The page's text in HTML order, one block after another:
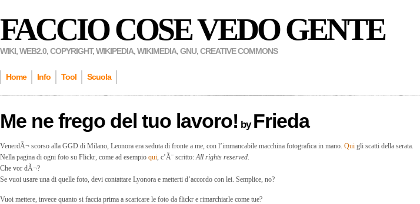
FACCIO COSE VEDO GENTE
WIKI, WEB2.0, COPYRIGHT, WIKIPEDIA, WIKIMEDIA, GNU, CREATIVE COMMONS
Home Info Tool Scuola
Me ne frego del tuo lavoro! by Frieda
VenerdÃ¬ scorso alla GGD di Milano, Leonora era seduta di fronte a me, con l’immancabile macchina fotografica in mano. Qui gli scatti della serata.
Nella pagina di ogni foto su Flickr, come ad esempio qui, c’Ã¨ scritto:All rights reserved.
Che vor dÃ¬?
Se vuoi usare una di quelle foto, devi contattare Lyonora e metterti d’accordo con lei. Semplice, no?
Vuoi mettere, invece quanto si faccia prima a scaricare le foto da flickr e rimarchiarle come tue?